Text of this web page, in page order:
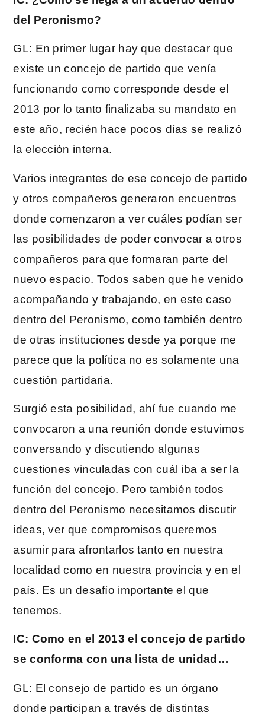
del Peronismo?
GL: En primer lugar hay que destacar que
existe un concejo de partido que venía
funcionando como corresponde desde el
2013 por lo tanto finalizaba su mandato en
este año, recién hace pocos días se realizó
la elección interna.
Varios integrantes de ese concejo de partido
y otros compañeros generaron encuentros
donde comenzaron a ver cuáles podían ser
las posibilidades de poder convocar a otros
compañeros para que formaran parte del
nuevo espacio. Todos saben que he venido
acompañando y trabajando, en este caso
dentro del Peronismo, como también dentro
de otras instituciones desde ya porque me
parece que la política no es solamente una
cuestión partidaria.
Surgió esta posibilidad, ahí fue cuando me
convocaron a una reunión donde estuvimos
conversando y discutiendo algunas
cuestiones vinculadas con cuál iba a ser la
función del concejo. Pero también todos
dentro del Peronismo necesitamos discutir
ideas, ver que compromisos queremos
asumir para afrontarlos tanto en nuestra
localidad como en nuestra provincia y en el
país. Es un desafío importante el que
tenemos.
IC: Como en el 2013 el concejo de partido
se conforma con una lista de unidad…
GL: El consejo de partido es un órgano
donde participan a través de distintas